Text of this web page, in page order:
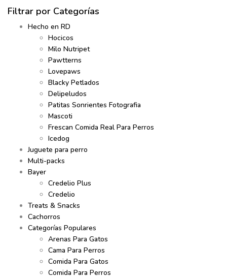
Filtrar por Categorías
Hecho en RD
Hocicos
Milo Nutripet
Pawtterns
Lovepaws
Blacky Petlados
Delipeludos
Patitas Sonrientes Fotografia
Mascoti
Frescan Comida Real Para Perros
Icedog
Juguete para perro
Multi-packs
Bayer
Credelio Plus
Credelio
Treats & Snacks
Cachorros
Categorías Populares
Arenas Para Gatos
Cama Para Perros
Comida Para Gatos
Comida Para Perros